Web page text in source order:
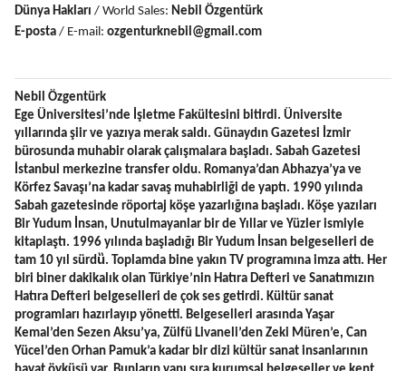
Dünya Hakları / World Sales: Nebil Özgentürk
E-posta / E-mail: ozgenturknebil@gmail.com
Nebil Özgentürk
Ege Üniversitesi’nde İşletme Fakültesini bitirdi. Üniversite
yıllarında şiir ve yazıya merak saldı. Günaydın Gazetesi İzmir
bürosunda muhabir olarak çalışmalara başladı. Sabah Gazetesi
İstanbul merkezine transfer oldu. Romanya’dan Abhazya’ya ve
Körfez Savaşı’na kadar savaş muhabirliği de yaptı. 1990 yılında
Sabah gazetesinde röportaj köşe yazarlığına başladı. Köşe yazıları
Bir Yudum İnsan, Unutulmayanlar bir de Yıllar ve Yüzler ismiyle
kitaplaştı. 1996 yılında başladığı Bir Yudum İnsan belgeselleri de
tam 10 yıl sürdü̈. Toplamda bine yakın TV programına imza attı. Her
biri biner dakikalık olan Türkiye’nin Hatıra Defteri ve Sanatımızın
Hatıra Defteri belgeselleri de çok ses getirdi. Kültür sanat
programları hazırlayıp yönetti. Belgeselleri arasında Yaşar
Kemal’den Sezen Aksu’ya, Zülfü Livaneli’den Zeki Müren’e, Can
Yücel’den Orhan Pamuk’a kadar bir dizi kültür sanat insanlarının